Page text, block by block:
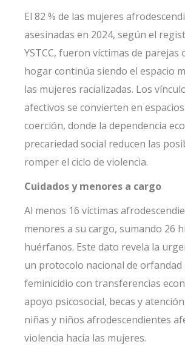
El 82 % de las mujeres
asesinadas en 2024, según el
YSTCC, fueron víctimas de parejas
hogar continúa siendo el espacio
las mujeres racializadas. Los
afectivos se convierten en
coerción, donde la dependencia
precariedad social reducen las
romper el ciclo de violencia.
Cuidados y menores a cargo
Al menos 16 víctimas
menores a su cargo, sumando 26
huérfanos. Este dato revela la
un protocolo nacional de orfandad
feminicidio con transferencias
apoyo psicosocial, becas y
niñas y niños afrodescendientes
violencia hacia las mujeres.